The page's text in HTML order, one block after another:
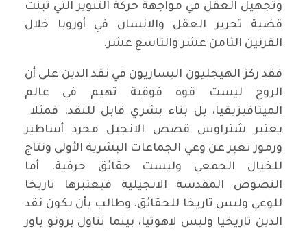
وتجهيل العقل في مواجهة حركة التنوير التي تبنت
قضية تحرير العقل والانسان في أوروبا خلال
القرنين الثامن عشر والتاسع عشر.
فقد ركز الهيجليون اليساريون في نقد الدين على أن
الروح ليست قوه فوقية تهيم في عالم
الميتافيزيقيا، بل بناء بشري قابل للنقد. فمثلا
يعتبر شتراوس قصص الانجيل مجرد أساطير
ورموز تعبر عن وعي الجماعات البشرية الأولى ونتاج
للخيال الجمعي وليست حقائق حرفية. أما
النصوص المقدسة الانجيلية فيعتبرها تاريخا
للوعي وليس تاريخا للحقائق. وطالب بأن يكون نقد
الدين تاريخيا وليس لاهوتيا، بينما تناول برونو باور